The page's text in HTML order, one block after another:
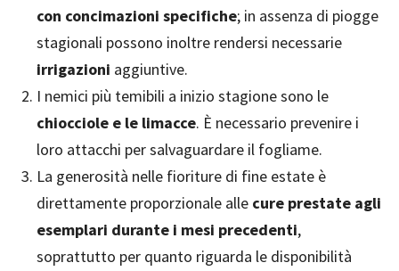
con concimazioni specifiche; in assenza di piogge
stagionali possono inoltre rendersi necessarie
irrigazioni aggiuntive.
I nemici più temibili a inizio stagione sono le
chiocciole e le limacce. È necessario prevenire i
loro attacchi per salvaguardare il fogliame.
La generosità nelle fioriture di fine estate è
direttamente proporzionale alle cure prestate agli
esemplari durante i mesi precedenti,
soprattutto per quanto riguarda le disponibilità